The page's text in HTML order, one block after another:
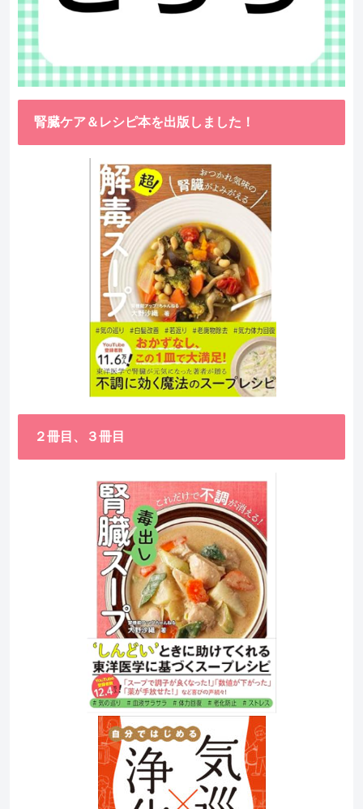
腎臓ケア＆レシピ本を出版しました！
２冊目、３冊目